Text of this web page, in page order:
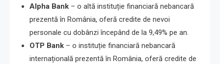
Alpha Bank – o altă instituție financiară nebancară
prezentă în România, oferă credite de nevoi
personale cu dobânzi începând de la 9,49% pe an.
OTP Bank – o instituție financiară nebancară
internațională prezentă în România, oferă credite de